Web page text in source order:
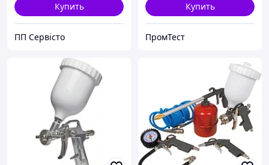
Купить
ПП Сервісто
Купить
ПромТест